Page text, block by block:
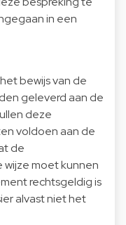
in een
bewijs van de
geleverd aan de
deze
voldoen aan de
de
moet kunnen
rechtsgeldig is
alvast niet het